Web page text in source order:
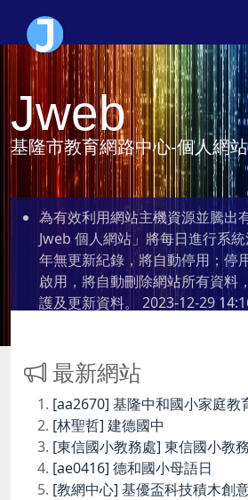
Jweb
基隆市教育網路中心-個人網
為有效利用網站主機資源並騰出
Jweb 個人網站」將每日進行系
年無更新紀錄，將自動停用；停
啟用，將自動刪除網站所有資料
護及更新資料。 2023-12-29
最新網站
[aa2670] 基隆中和國小家庭教
[林聖哲] 建德國中
[東信國小教務處] 東信國小教
[ae0416] 德和國小母語日
[教網中心] 基優盃科技積木創